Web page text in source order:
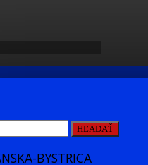
HĽADAŤ